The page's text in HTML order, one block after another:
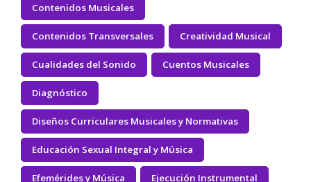
Contenidos Musicales
Contenidos Transversales Creatividad Musical
Cualidades del Sonido Cuentos Musicales
Diagnóstico
Diseños Curriculares Musicales y Normativas
Educación Sexual Integral y Música
Efemérides y Música Ejecución Instrumental